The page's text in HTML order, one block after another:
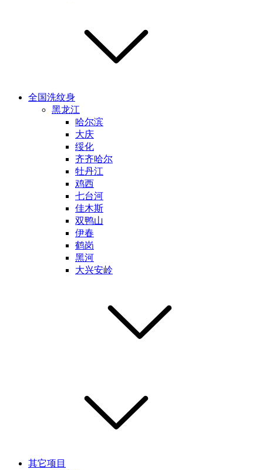
全国洗纹身
黑龙江
哈尔滨
大庆
绥化
齐齐哈尔
牡丹江
鸡西
七台河
佳木斯
双鸭山
伊春
鹤岗
黑河
大兴安岭
其它项目